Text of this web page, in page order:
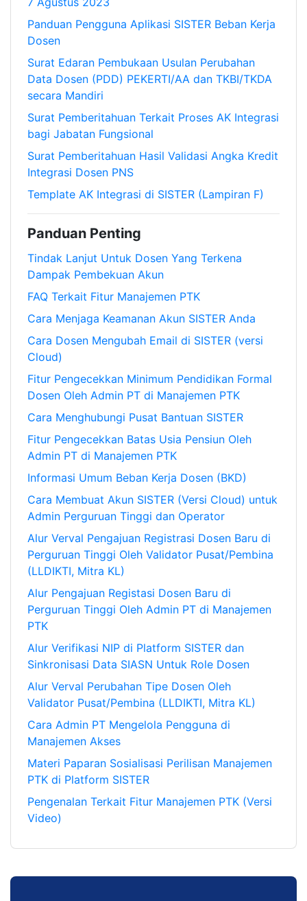
Panduan Pengguna Aplikasi SISTER Beban Kerja
Dosen
Surat Edaran Pembukaan Usulan Perubahan
Data Dosen (PDD) PEKERTI/AA dan TKBI/TKDA
secara Mandiri
Surat Pemberitahuan Terkait Proses AK Integrasi
bagi Jabatan Fungsional
Surat Pemberitahuan Hasil Validasi Angka Kredit
Integrasi Dosen PNS
Template AK Integrasi di SISTER (Lampiran F)
Panduan Penting
Tindak Lanjut Untuk Dosen Yang Terkena
Dampak Pembekuan Akun
FAQ Terkait Fitur Manajemen PTK
Cara Menjaga Keamanan Akun SISTER Anda
Cara Dosen Mengubah Email di SISTER (versi
Cloud)
Fitur Pengecekkan Minimum Pendidikan Formal
Dosen Oleh Admin PT di Manajemen PTK
Cara Menghubungi Pusat Bantuan SISTER
Fitur Pengecekkan Batas Usia Pensiun Oleh
Admin PT di Manajemen PTK
Informasi Umum Beban Kerja Dosen (BKD)
Cara Membuat Akun SISTER (Versi Cloud) untuk
Admin Perguruan Tinggi dan Operator
Alur Verval Pengajuan Registrasi Dosen Baru di
Perguruan Tinggi Oleh Validator Pusat/Pembina
(LLDIKTI, Mitra KL)
Alur Pengajuan Registasi Dosen Baru di
Perguruan Tinggi Oleh Admin PT di Manajemen
PTK
Alur Verifikasi NIP di Platform SISTER dan
Sinkronisasi Data SIASN Untuk Role Dosen
Alur Verval Perubahan Tipe Dosen Oleh
Validator Pusat/Pembina (LLDIKTI, Mitra KL)
Cara Admin PT Mengelola Pengguna di
Manajemen Akses
Materi Paparan Sosialisasi Perilisan Manajemen
PTK di Platform SISTER
Pengenalan Terkait Fitur Manajemen PTK (Versi
Video)